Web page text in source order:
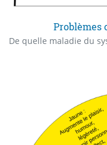
Problèmes
De quelle maladie du